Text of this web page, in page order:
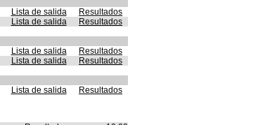
Lista de salida
Resultados
Lista de salida
Resultados
Lista de salida
Resultados
Lista de salida
Resultados
Lista de salida Resultados